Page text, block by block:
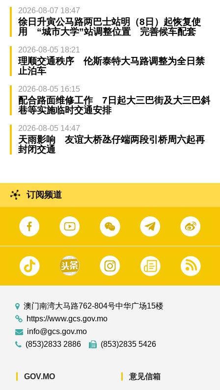
2026-08-07 18:47
徐日升寅公马路两巴士站明（8日）起恢复使
用 “城市大学”站调整位置 完善候车配套
2026-08-05 18:21
理顺交通秩序 伦斯泰特大马路调整为全日禁
止泊车
2026-08-05 16:15
配合路面维修工作 7日起大三巴街及大三巴斜
巷等实施临时交通安排
2026-08-05 14:47
天雨影响 友谊大桥氹仔端两段引桥周六起再
封闭交通
订阅频道
澳门南湾大马路762-804号中华广场15楼
https://www.gcs.gov.mo
info@gcs.gov.mo
(853)2833 2886
(853)2835 5426
GOV.MO 意见信箱